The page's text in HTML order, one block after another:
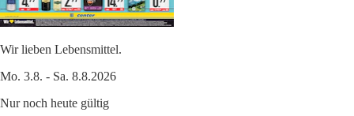
Wir lieben Lebensmittel.
Mo. 3.8. - Sa. 8.8.2026
Nur noch heute gültig